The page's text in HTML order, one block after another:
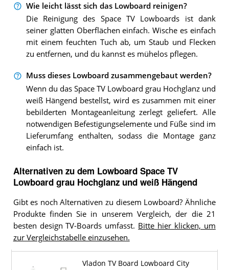
Wie leicht lässt sich das Lowboard reinigen?
Die Reinigung des Space TV Lowboards ist dank
seiner glatten Oberflächen einfach. Wische es einfach
mit einem feuchten Tuch ab, um Staub und Flecken
zu entfernen, und du kannst es mühelos pflegen.
Muss dieses Lowboard zusammengebaut werden?
Wenn du das Space TV Lowboard grau Hochglanz und
weiß Hängend bestellst, wird es zusammen mit einer
bebilderten Montageanleitung zerlegt geliefert. Alle
notwendigen Befestigungselemente und Füße sind im
Lieferumfang enthalten, sodass die Montage ganz
einfach ist.
Alternativen zu dem Lowboard Space TV
Lowboard grau Hochglanz und weiß Hängend
Gibt es noch Alternativen zu diesem Lowboard? Ähnliche
Produkte finden Sie in unserem Vergleich, der die 21
besten design TV-Boards umfasst. Bitte hier klicken, um
zur Vergleichstabelle einzusehen.
Vladon TV Board Lowboard City